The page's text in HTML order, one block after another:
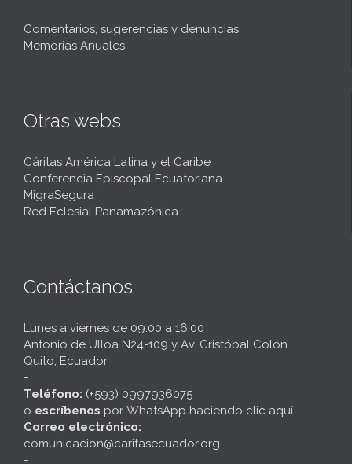
Comentarios, sugerencias y denuncias
Memorias Anuales
Otras webs
Cáritas América Latina y el Caribe
Conferencia Episcopal Ecuatoriana
MigraSegura
Red Eclesial Panamazónica
Contáctanos
Lunes a viernes de 09:00 a 16:00
Antonio de Ulloa N24-109 y Av. Cristóbal Colón
Quito, Ecuador
-
Teléfono: (+593) 0997936075
o escríbenos por WhatsApp haciendo clic aquí.
Correo electrónico:
comunicacion@caritasecuador.org
-